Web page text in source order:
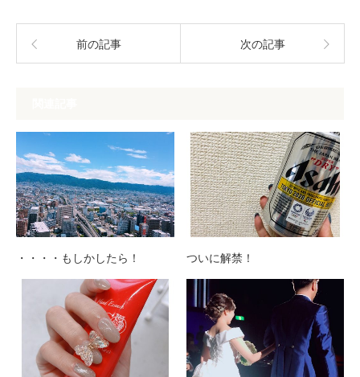
前の記事 次の記事
・・・・もしかしたら！ ついに解禁！